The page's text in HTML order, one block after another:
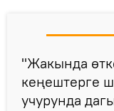
"Жакында
кеңештерге
учурунда